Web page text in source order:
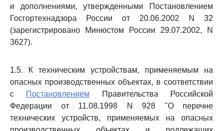
и дополнениями, утвержденными Постановлением
Госгортехнадзора России от 20.06.2002 N 32
(зарегистрировано Минюстом России 29.07.2002, N
3627).
1.5. К техническим устройствам, применяемым на
опасных производственных объектах, в соответствии
с Постановлением Правительства Российской
Федерации от 11.08.1998 N 928 "О перечне
технических устройств, применяемых на опасных